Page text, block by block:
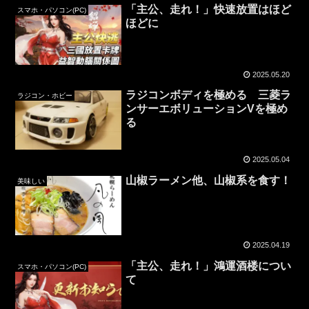
スマホ・パソコン(PC)
「主公、走れ！」快速放置はほど
ほどに
2025.05.20
ラジコン・ホビー
ラジコンボディを極める 三菱ラ
ンサーエボリューションVを極め
る
2025.05.04
美味しい 山椒ラーメン他、山椒系を食す！
2025.04.19
スマホ・パソコン(PC)
「主公、走れ！」鴻運酒楼につい
て